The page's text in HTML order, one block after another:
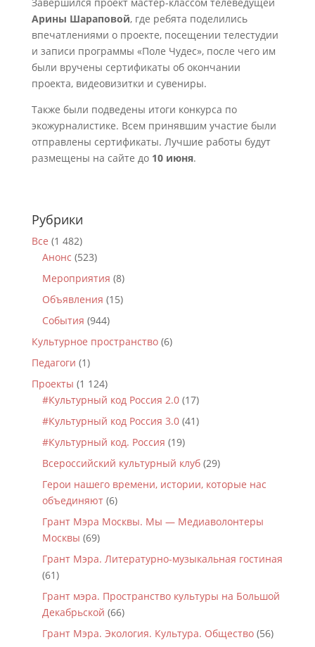
Арины Шараповой, где ребята поделились
впечатлениями о проекте, посещении телестудии
и записи программы «Поле Чудес», после чего им
были вручены сертификаты об окончании
проекта, видеовизитки и сувениры.
Также были подведены итоги конкурса по
экожурналистике. Всем принявшим участие были
отправлены сертификаты. Лучшие работы будут
размещены на сайте до 10 июня.
Рубрики
Все (1 482)
Анонс (523)
Мероприятия (8)
Объявления (15)
События (944)
Культурное пространство(6)
Педагоги (1)
Проекты (1 124)
#Культурный код Россия 2.0(17)
#Культурный код Россия 3.0(41)
#Культурный код. Россия (19)
Всероссийский культурный клуб(29)
Герои нашего времени, истории, которые нас
объединяют(6)
Грант Мэра Москвы. Мы — Медиаволонтеры
Москвы (69)
Грант Мэра. Литературно-музыкальная гостиная
(61)
Грант мэра. Пространство культуры на Большой
Декабрьской (66)
Грант Мэра. Экология. Культура. Общество(56)